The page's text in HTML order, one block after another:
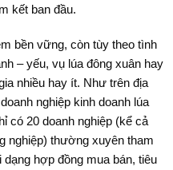
kết ban đầu.
bền vững, còn tùy theo tình
– yếu, vụ lúa đông xuân hay
nhiều hay ít. Như trên địa
nghiệp kinh doanh lúa
có 20 doanh nghiệp (kể cả
nghiệp) thường xuyên tham
hợp đồng mua bán, tiêu